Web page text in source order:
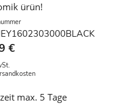
ürün!
€
max. 5 Tage